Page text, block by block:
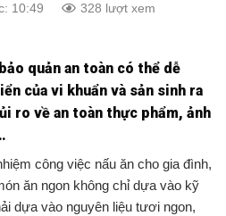
10:49 328 lượt xem
quản an toàn có thể dễ
của vi khuẩn và sản sinh ra
ro về an toàn thực phẩm, ảnh
công việc nấu ăn cho gia đình,
ăn ngon không chỉ dựa vào kỹ
dựa vào nguyên liệu tươi ngon,